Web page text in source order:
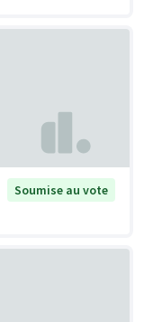
Soumise au vote